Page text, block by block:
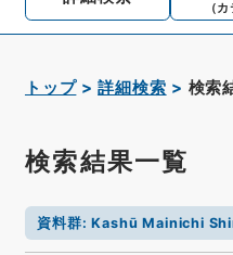
（
トップ 詳細検索 検索
検索結果一覧
資料群:Kashū Mainichi